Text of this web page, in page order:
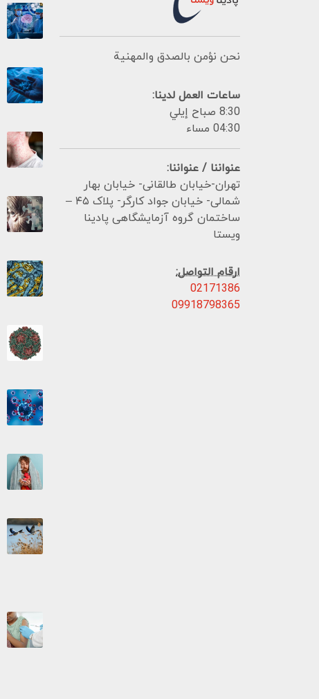
نحن نؤمن بالصدق والمهنية
ساعات العمل لدينا:
8:30 صباح إيلي
04:30 مساء
عنواننا / عنواننا:
تهران-خیابان طالقانی- خیابان بهار
شمالی- خیابان جواد کارگر- پلاک ۴۵ –
ساختمان گروه آزمایشگاهی پادینا
ویستا
ارقام التواصل:
02171386
09918798365